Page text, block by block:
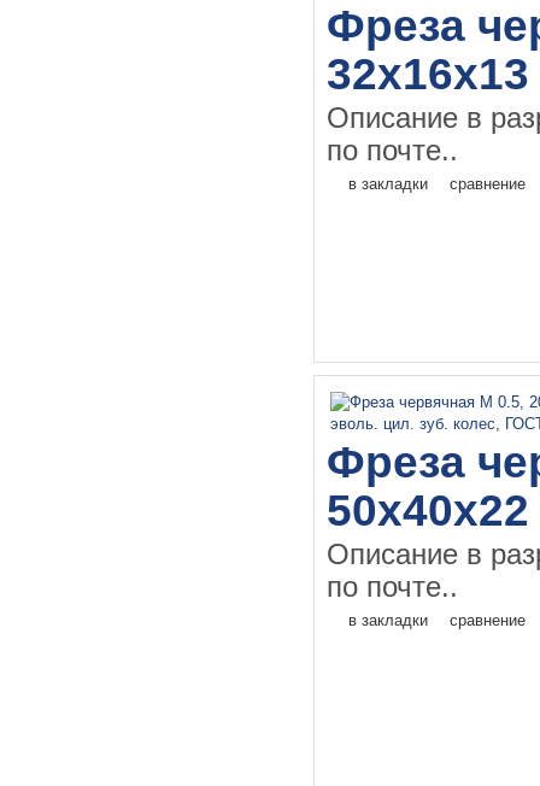
Фреза
Описание в
по почте..
в закладки сравнение
Фреза
Описание в
по почте..
в закладки сравнение